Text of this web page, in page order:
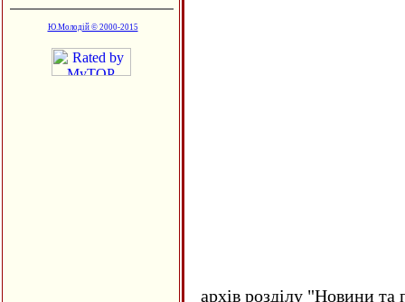
Ю.Молодій © 2000-2015
архів розділу "Новини та